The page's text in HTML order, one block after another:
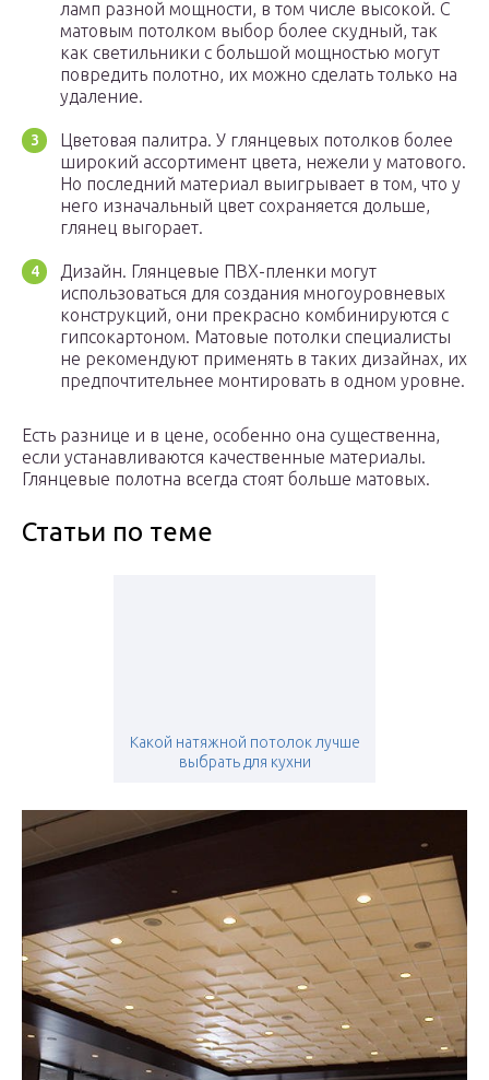
ламп разной мощности, в том числе высокой. С
матовым потолком выбор более скудный, так
как светильники с большой мощностью могут
повредить полотно, их можно сделать только на
удаление.
Цветовая палитра. У глянцевых потолков более
широкий ассортимент цвета, нежели у матового.
Но последний материал выигрывает в том, что у
него изначальный цвет сохраняется дольше,
глянец выгорает.
Дизайн. Глянцевые ПВХ-пленки могут
использоваться для создания многоуровневых
конструкций, они прекрасно комбинируются с
гипсокартоном. Матовые потолки специалисты
не рекомендуют применять в таких дизайнах, их
предпочтительнее монтировать в одном уровне.
Есть разнице и в цене, особенно она существенна,
если устанавливаются качественные материалы.
Глянцевые полотна всегда стоят больше матовых.
Статьи по теме
Какой натяжной потолок лучше
выбрать для кухни